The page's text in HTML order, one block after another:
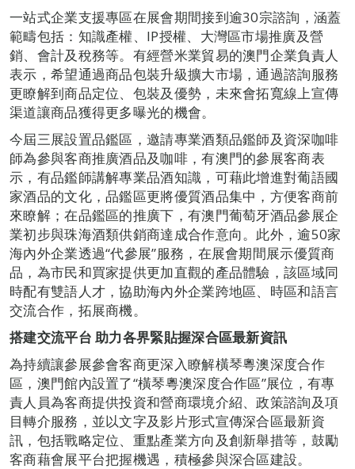
一站式企業支援專區在展會期間接到逾30宗諮詢，涵蓋
範疇包括：知識產權、IP授權、大灣區市場推廣及營
銷、會計及稅務等。有經營米業貿易的澳門企業負責人
表示，希望通過商品包裝升級擴大市場，通過諮詢服務
更瞭解到商品定位、包裝及優勢，未來會拓寬線上宣傳
渠道讓商品獲得更多曝光的機會。
今屆三展設置品鑑區，邀請專業酒類品鑑師及資深咖啡
師為參與客商推廣酒品及咖啡，有澳門的參展客商表
示，有品鑑師講解專業品酒知識，可藉此增進對葡語國
家酒品的文化，品鑑區更將優質酒品集中，方便客商前
來瞭解；在品鑑區的推廣下，有澳門葡萄牙酒品參展企
業初步與珠海酒類供銷商達成合作意向。此外，逾50家
海內外企業透過“代參展”服務，在展會期間展示優質商
品，為市民和買家提供更加直觀的產品體驗，該區域同
時配有雙語人才，協助海內外企業跨地區、時區和語言
交流合作，拓展商機。
搭建交流平台 助力各界緊貼握深合區最新資訊
為持續讓參展參會客商更深入瞭解橫琴粵澳深度合作
區，澳門館內設置了“橫琴粵澳深度合作區”展位，有專
責人員為客商提供投資和營商環境介紹、政策諮詢及項
目轉介服務，並以文字及影片形式宣傳深合區最新資
訊，包括戰略定位、重點產業方向及創新舉措等，鼓勵
客商藉會展平台把握機遇，積極參與深合區建設。